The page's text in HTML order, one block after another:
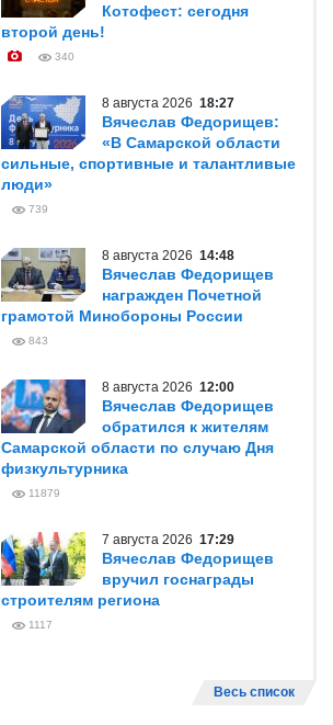
Котофест: сегодня
второй день!
340
8 августа 2026 18:27
Вячеслав Федорищев:
«В Самарской области
сильные, спортивные и талантливые
люди»
739
8 августа 2026 14:48
Вячеслав Федорищев
награжден Почетной
грамотой Минобороны России
843
8 августа 2026 12:00
Вячеслав Федорищев
обратился к жителям
Самарской области по случаю Дня
физкультурника
11879
7 августа 2026 17:29
Вячеслав Федорищев
вручил госнаграды
строителям региона
1117
Весь список